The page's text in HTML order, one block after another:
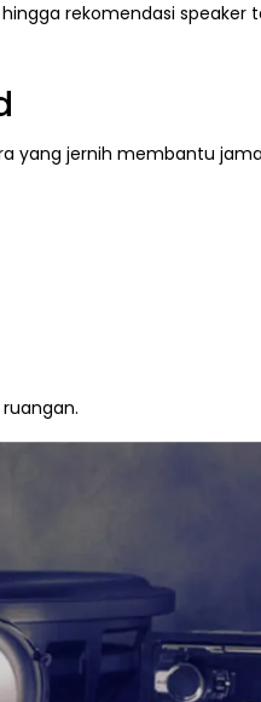
rekomendasi speaker
yang jernih membantu